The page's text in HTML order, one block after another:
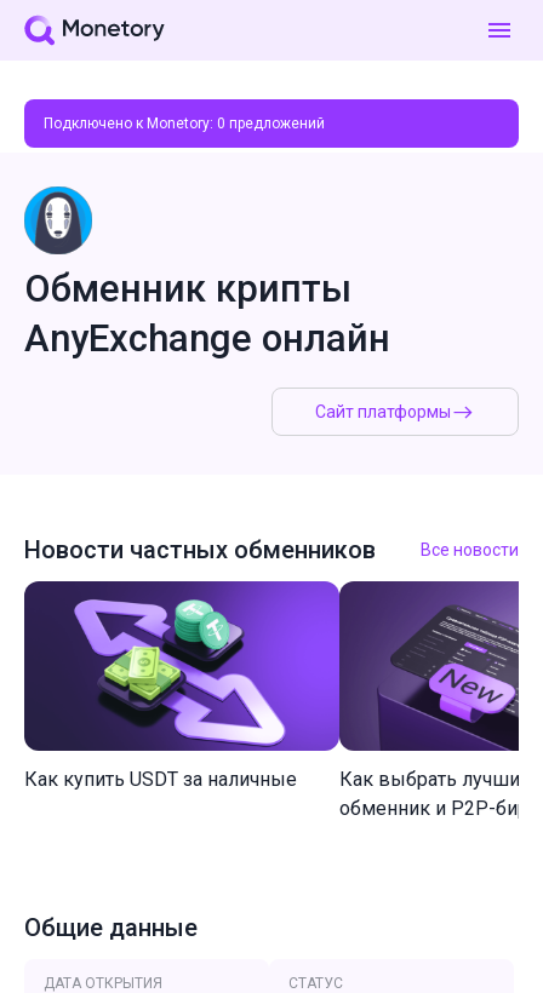
Подключено к Monetory: 0 предложений
Сайт платформы
Обменник крипты
AnyExchange онлайн
Новости частных обменников Все новости
Как купить USDT за наличные
Как выбрать лучший
обменник и P2P-
Общие данные
ДАТА ОТКРЫТИЯ СТАТУС